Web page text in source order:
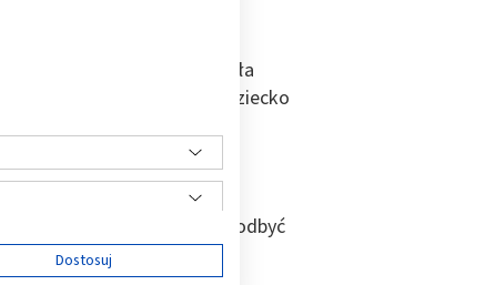
którego wybrała przyszła
prawidłowy, kobieta i jej dziecko
opieki nie musi mieć
Funduszu Zdrowia.
10 wizyt lekarskich lub
nie powinna odbyć
Dostosuj